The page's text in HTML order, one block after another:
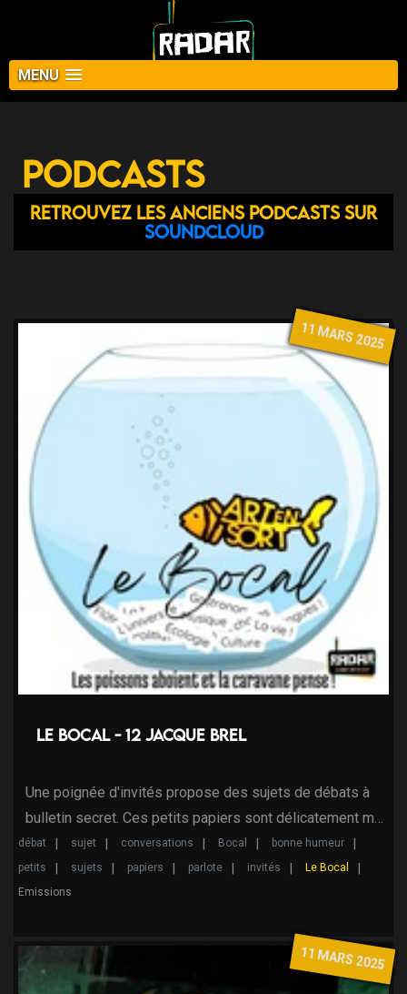
MENU
Podcasts
Retrouvez les anciens podcasts sur
Soundcloud
11 MARS 2025
Le Bocal - 12 Jacque Brel
Une poignée d'invités propose des sujets de débats à
bulletin secret. Ces petits papiers sont délicatement m…
débat sujet conversations Bocal
bonne humeur
petits
sujets papiers parlote invités
Le Bocal
Emissions
11 MARS 2025